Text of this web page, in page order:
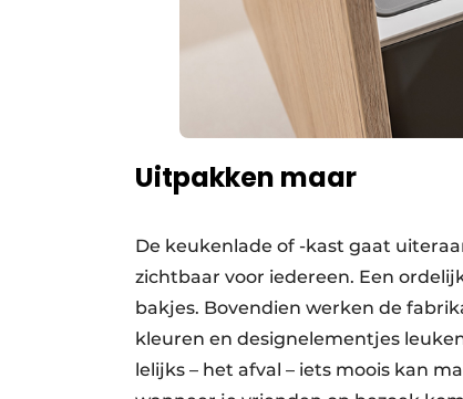
Uitpakken maar
De keukenlade of -kast gaat
zichtbaar voor iedereen. Een
bakjes. Bovendien werken de
kleuren en designelementjes
lelijks – het afval – iets moois kan